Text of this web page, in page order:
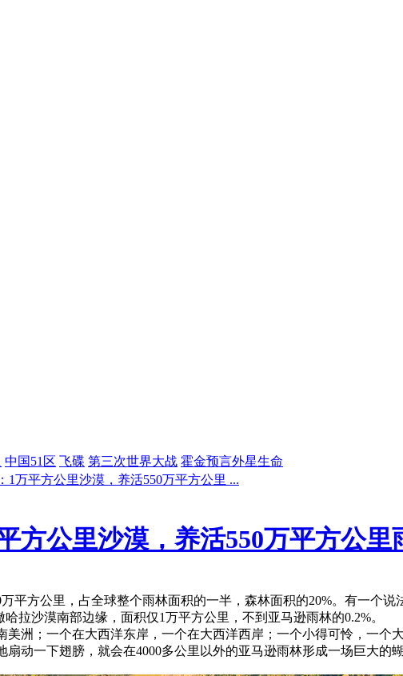
中国51区 飞碟 第三次世界大战 霍金预言外星生命
1万平方公里沙漠，养活550万平方公里 ...
方公里沙漠，养活550万平方公里
平方公里，占全球整个雨林面积的一半，森林面积的20%。有一个
拉沙漠南部边缘，面积仅1万平方公里，不到亚马逊雨林的0.2%。
洲；一个在大西洋东岸，一个在大西洋西岸；一个小得可怜，一
动一下翅膀，就会在4000多公里以外的亚马逊雨林形成一场巨大的